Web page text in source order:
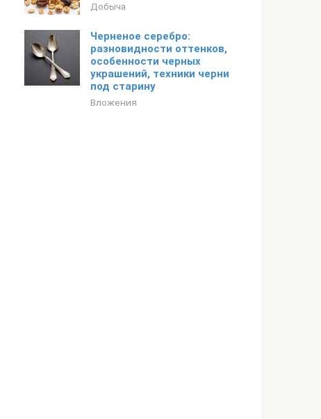
Добыча
Черненое серебро:
разновидности оттенков,
особенности черных
украшений, техники черни
под старину
Вложения